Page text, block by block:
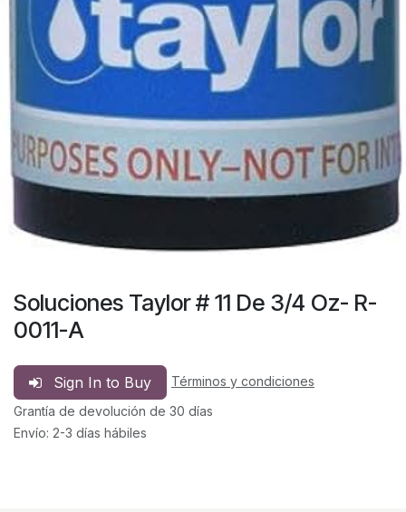
Soluciones Taylor # 11 De 3/4 Oz- R-
0011-A
Sign In to Buy
Términos y condiciones
Grantía de devolución de 30 días
Envío: 2-3 días hábiles